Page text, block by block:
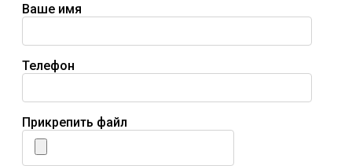
Ваше имя
Телефон
Прикрепить файл